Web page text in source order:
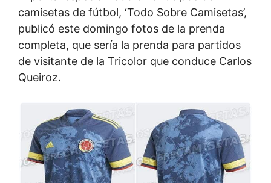
camisetas de fútbol, ‘Todo Sobre Camisetas’,
publicó este domingo fotos de la prenda
completa, que sería la prenda para partidos
de visitante de la Tricolor que conduce Carlos
Queiroz.